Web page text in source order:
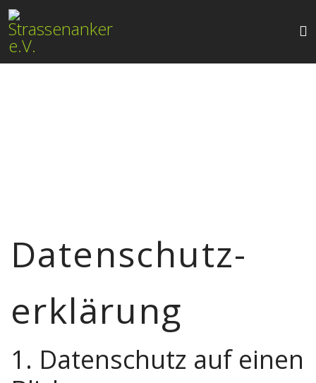
Datenschutz­
erklärung
1. Datenschutz auf einen